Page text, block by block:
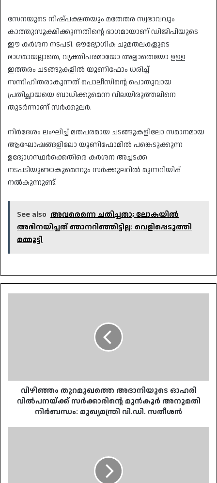
​സേനയുടെ നിഷ്പക്ഷതയും മതേതര സ്വഭാവവും
കാത്തുസൂക്ഷിക്കുന്നതിന്റെ ഭാഗമായാണ് ഡിജിപിയുടെ
ഈ കർശന നടപടി. ഔദ്യോഗിക ചുമതലകളുടെ
ഭാഗമായല്ലാതെ, വ്യക്തിപരമായോ അല്ലാതെയോ ഉള്ള
ഇത്തരം ചടങ്ങുകളിൽ യൂണിഫോം ധരിച്ച്
സന്നിഹിതരാകുന്നത് പൊലീസിന്റെ പൊതുവായ
പ്രതിച്ഛായയെ ബാധിക്കുമെന്ന വിലയിരുത്തലിനെ
തുടർന്നാണ് സർക്കുലർ.
​നിർദേശം ലംഘിച്ച് മതപരമായ ചടങ്ങുകളിലോ സമാനമായ
ആഘോഷങ്ങളിലോ യൂണിഫോമിൽ പങ്കെടുക്കുന്ന
ഉദ്യോഗസ്ഥർക്കെതിരെ കർശന അച്ചടക്ക
നടപടിയുണ്ടാകുമെന്നും സർക്കുലറിൽ മുന്നറിയിപ്പ്
നൽകുന്നുണ്ട്.
See also അവരെന്നെ ചതിച്ചതാ; ലോകയിൽ
അഭിനയിച്ചത് ഞാനറിഞ്ഞിട്ടില്ല: വെളിപ്പെടുത്തി
മമ്മൂട്ടി
നിർബന്ധം:
മുഖ്യമന്ത്രി
വി.ഡി.
വിഴിഞ്ഞം തുറമുഖത്തെ അദാനിയുടെ ഓഹരി
വിൽപനയ്ക്ക് സർക്കാരിന്റെ മുൻകൂർ അനുമതി
നിർബന്ധം: മുഖ്യമന്ത്രി വി.ഡി. സതീശൻ